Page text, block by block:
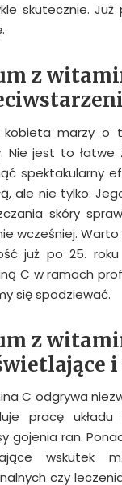
skutecznie.
z
kobieta marzy o
Nie jest to łatwe
spektakularny
ale nie tylko.
skóry
wcześniej.
już po 25.
C w ramach
się spodziewać.
z
C odgrywa
pracę
gojenia ran.
wskutek
czy